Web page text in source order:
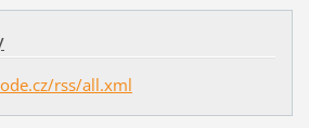
rss/all.xml